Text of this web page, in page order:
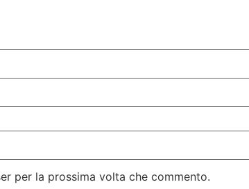
per la prossima volta che commento.